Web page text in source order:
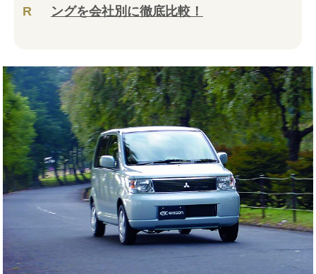
R
ングを会社別に徹底比較！